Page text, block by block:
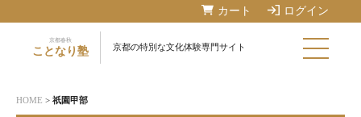
カート ログイン
京都春秋
ことなり塾 京都の特別な文化体験専門サイト
HOME > 祇園甲部